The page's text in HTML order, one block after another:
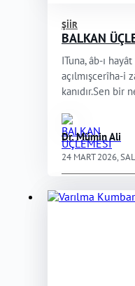
ŞIIR
BALKAN
ITuna, âb-ı
açılmışcerîha-i
kanıdır.Sen bir
Dr. Mümin Ali
24 MART 2026,